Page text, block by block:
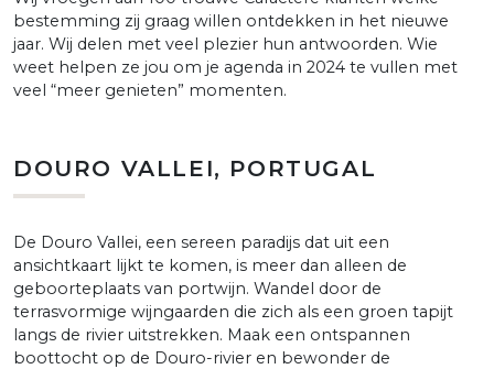
bestemming zij graag willen ontdekken in het nieuwe
jaar. Wij delen met veel plezier hun antwoorden. Wie
weet helpen ze jou om je agenda in 2024 te vullen met
veel “meer genieten” momenten.
DOURO VALLEI, PORTUGAL
De Douro Vallei, een sereen paradijs dat uit een
ansichtkaart lijkt te komen, is meer dan alleen de
geboorteplaats van portwijn. Wandel door de
terrasvormige wijngaarden die zich als een groen tapijt
langs de rivier uitstrekken. Maak een ontspannen
boottocht op de Douro-rivier en bewonder de